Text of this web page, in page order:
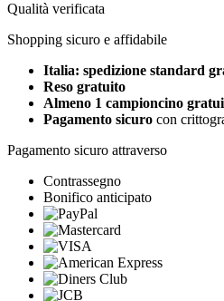
Qualità verificata
Shopping sicuro e affidabile
Italia: spedizione standard
Reso gratuito
Almeno 1 campioncino
Pagamento sicuro con
Pagamento sicuro attraverso
Contrassegno
Bonifico anticipato